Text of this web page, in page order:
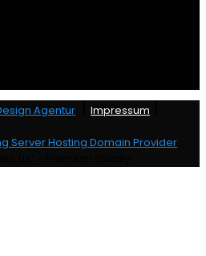
Agentur Impressum